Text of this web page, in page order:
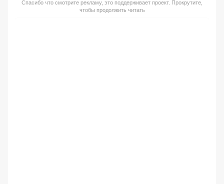
Спасибо что смотрите рекламу, это поддерживает проект. Прокрутите,
чтобы продолжить читать